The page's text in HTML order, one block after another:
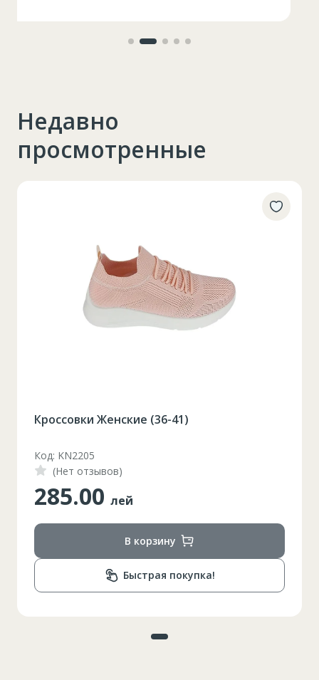
Недавно
просмотренные
Кроссовки Женские (36-41)
Код: KN2205
(Нет отзывов)
285.00 лей
В корзину
Быстрая покупка!